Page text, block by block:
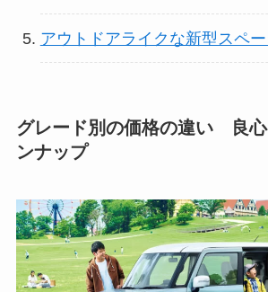
アウトドアライクな新型スペ
グレード別の価格の違い 良心
ンナップ